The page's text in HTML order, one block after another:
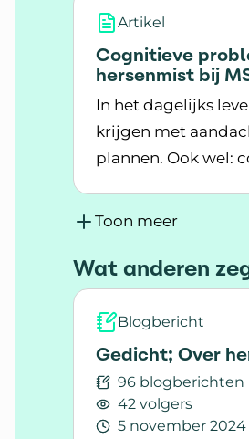
Artikel
Cognitieve
hersenmist bij
In het dagelijks
krijgen met
plannen. Ook wel:
klachten en wat
Lees meer over
Toon meer
Wat anderen
Blogbericht
Gedicht; Over
96 blogberichten
42 volgers
5 november 2024